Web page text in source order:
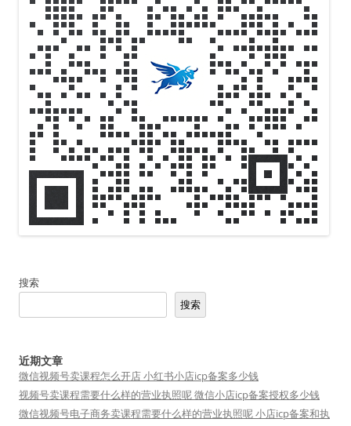
搜索
搜索
近期文章
微信视频号卖课程怎么开店 小红书小店icp备案多少钱
视频号卖课程需要什么样的营业执照呢 微信小店icp备案授权多少钱
微信视频号电子商务卖课程需要什么样的营业执照呢 小店icp备案和执